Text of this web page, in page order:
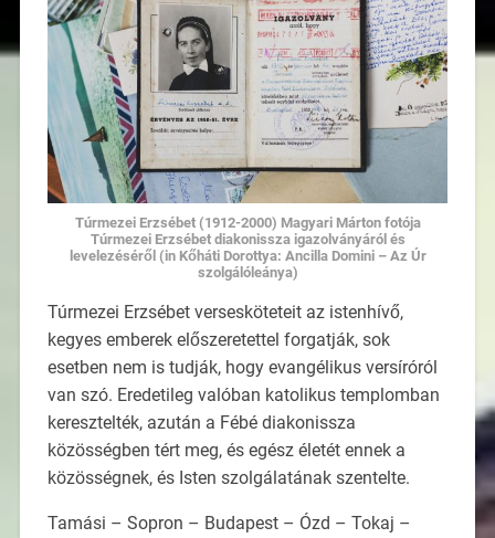
Túrmezei Erzsébet (1912-2000) Magyari Márton fotója
Túrmezei Erzsébet diakonissza igazolványáról és
levelezéséről (in Kőháti Dorottya: Ancilla Domini – Az Úr
szolgálóleánya)
Túrmezei Erzsébet versesköteteit az istenhívő,
kegyes emberek előszeretettel forgatják, sok
esetben nem is tudják, hogy evangélikus versíróról
van szó. Eredetileg valóban katolikus templomban
keresztelték, azután a Fébé diakonissza
közösségben tért meg, és egész életét ennek a
közösségnek, és Isten szolgálatának szentelte.
Tamási – Sopron – Budapest – Ózd – Tokaj –